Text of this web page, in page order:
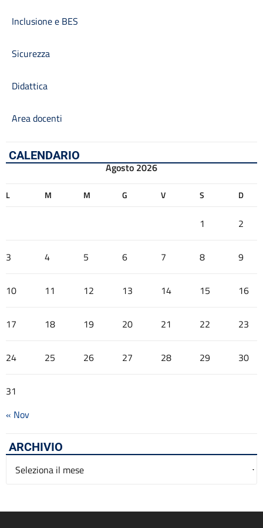
Inclusione e BES
Sicurezza
Didattica
Area docenti
CALENDARIO
Agosto 2026
L M M G V S D
1 2
3 4 5 6 7 8 9
10 11 12 13 14 15 16
17 18 19 20 21 22 23
24 25 26 27 28 29 30
31
« Nov
ARCHIVIO
Archivio